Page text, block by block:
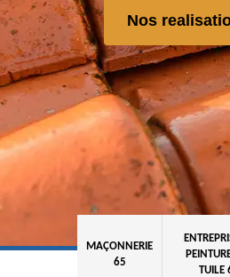
Nos
MAÇONNERIE
65
TUILE